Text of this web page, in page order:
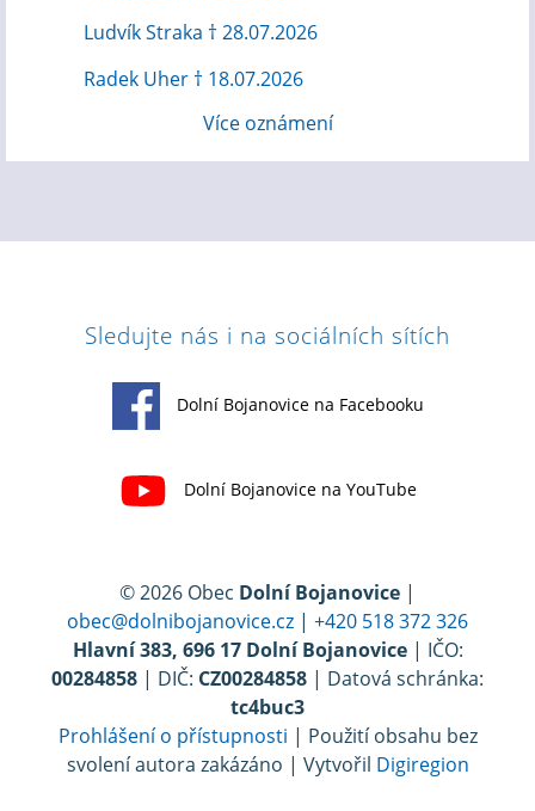
Ludvík Straka † 28.07.2026
Radek Uher † 18.07.2026
Více oznámení
Sledujte nás i na sociálních sítích
Dolní Bojanovice na Facebooku
Dolní Bojanovice na YouTube
© 2026 Obec Dolní Bojanovice |
obec@dolnibojanovice.cz | +420 518 372 326
Hlavní 383, 696 17 Dolní Bojanovice| IČO:
00284858 | DIČ: CZ00284858 | Datová schránka:
tc4buc3
Prohlášení o přístupnosti | Použití obsahu bez
svolení autora zakázáno | Vytvořil Digiregion